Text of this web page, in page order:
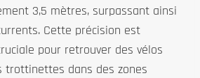
3,5 mètres, surpassant ainsi
Cette précision est
pour retrouver des vélos
trottinettes dans des zones